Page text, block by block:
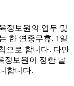
정보원의 업무 및
한 연중무휴, 1일
으로 합니다. 다만
정보원이 정한 날
합니다.